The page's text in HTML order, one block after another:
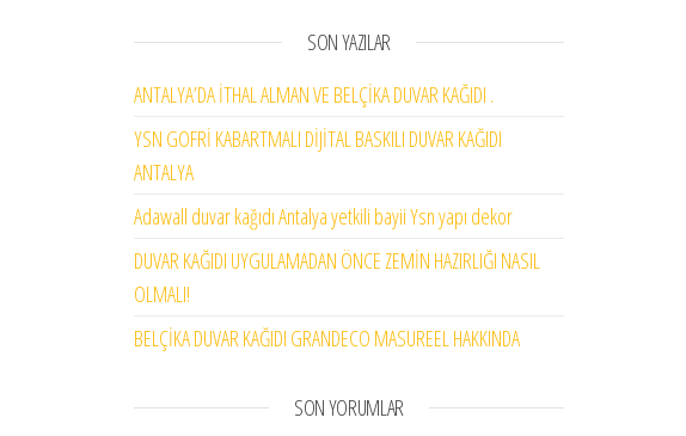
SON YAZILAR
ANTALYA’DA İTHAL ALMAN VE BELÇİKA DUVAR KAĞIDI .
YSN GOFRİ KABARTMALI DİJİTAL BASKILI DUVAR KAĞIDI
ANTALYA
Adawall duvar kağıdı Antalya yetkili bayii Ysn yapı dekor
DUVAR KAĞIDI UYGULAMADAN ÖNCE ZEMİN HAZIRLIĞI NASIL
OLMALI!
BELÇİKA DUVAR KAĞIDI GRANDECO MASUREEL HAKKINDA
SON YORUMLAR